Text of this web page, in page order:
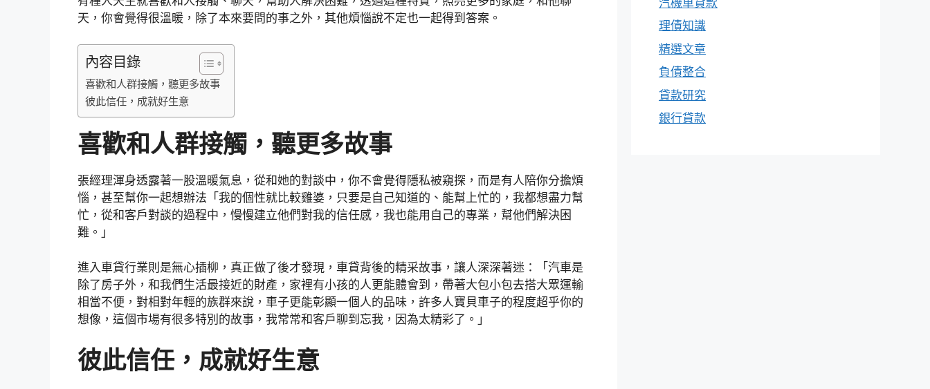
天，你會覺得很溫暖，除了本來要問的事之外，其他煩惱說不定也一起得到答案。
內容目錄
喜歡和人群接觸，聽更多故事
彼此信任，成就好生意
喜歡和人群接觸，聽更多故事
張經理渾身透露著一股溫暖氣息，從和她的對談中，你不會覺得隱私被窺探，而是有人陪你分擔煩
惱，甚至幫你一起想辦法「我的個性就比較雞婆，只要是自己知道的、能幫上忙的，我都想盡力幫
忙，從和客戶對談的過程中，慢慢建立他們對我的信任感，我也能用自己的專業，幫他們解決困
難。」
進入車貸行業則是無心插柳，真正做了後才發現，車貸背後的精采故事，讓人深深著迷：「汽車是
除了房子外，和我們生活最接近的財產，家裡有小孩的人更能體會到，帶著大包小包去搭大眾運輸
相當不便，對相對年輕的族群來說，車子更能彰顯一個人的品味，許多人寶貝車子的程度超乎你的
想像，這個市場有很多特別的故事，我常常和客戶聊到忘我，因為太精彩了。」
彼此信任，成就好生意
理債知識
精選文章
負債整合
貸款研究
銀行貸款